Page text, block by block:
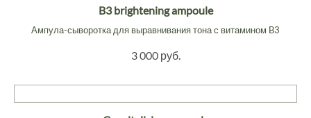
B3 brightening ampoule
Ампула-сыворотка для выравнивания тона с витамином B3
3 000 руб.